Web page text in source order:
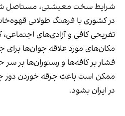
شرایط سخت معیشتی، مستاصل
در کشوری با فرهنگ طولانی
تفریحی کافی و آزادی‌های
مکان‌های مورد علاقه جوان‌ها برای
فشار بر کافه‌ها و رستوران‌ها بر سر
ممکن است باعث جرقه خوردن دور
در ایران بشود.